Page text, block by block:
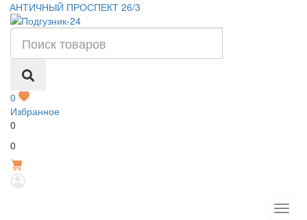
АНТИЧНЫЙ ПРОСПЕКТ 26/3
0
Избранное
0
0